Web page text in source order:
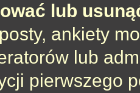
lub
ankiety
lub
pierwszego